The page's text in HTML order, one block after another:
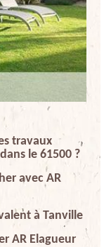
travaux
le 61500 ?
avec AR
à Tanville
AR Elagueur